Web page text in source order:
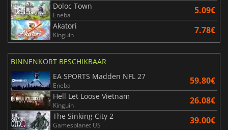
Doloc Town
Eneba 5.09€
Akatori
Kinguin 7.78€
BINNENKORT BESCHIKBAAR
EA SPORTS Madden NFL 27
Eneba 59.80€
Hell Let Loose Vietnam
Kinguin 26.08€
The Sinking City 2
Gamesplanet US 39.00€